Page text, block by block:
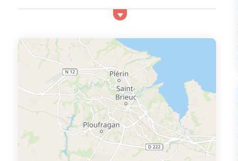
est l’Ile aux Moines. L’Ile aux Moines est abritée au
centre du Golfe, véritable mer fermée, parsemée d’un
L’Ile aux Moines bénéficie d’un climat d’une douceur
exceptionnelle. Une grande plage de sable, plusieurs
petites plages et des sentiers aménag&eacu...